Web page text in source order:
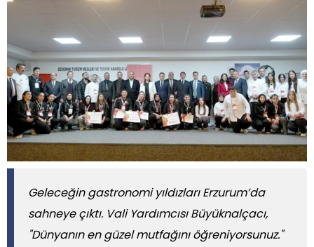
Geleceğin gastronomi yıldızları Erzurum’da
sahneye çıktı. Vali Yardımcısı Büyüknalçacı,
"Dünyanın en güzel mutfağını öğreniyorsunuz."